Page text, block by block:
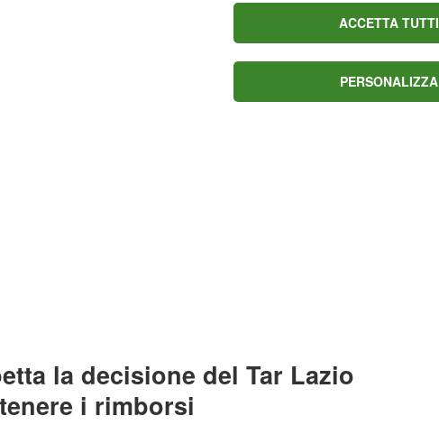
la decisione del Tar Lazio
i rimborsi
ACCETTA TUTTI
PERSONALIZZA